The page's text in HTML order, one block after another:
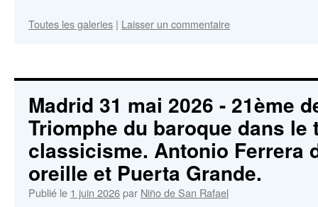
Toutes les galeries | Laisser un commentaire
Madrid 31 mai 2026 - 21ème
Triomphe du baroque dans le
classicisme. Antonio Ferrera
oreille et Puerta Grande.
Publié le 1 juin 2026par Niño de San Rafael